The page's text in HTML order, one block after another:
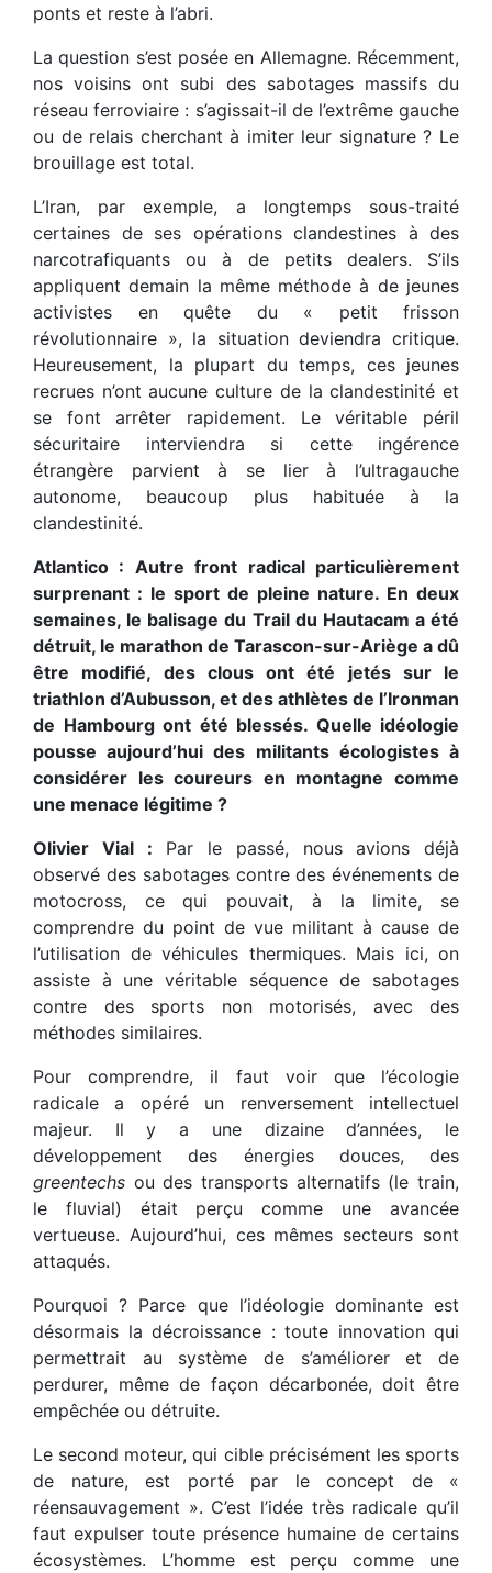
ponts et reste à l’abri.
La question s’est posée en Allemagne. Récemment,
nos voisins ont subi des sabotages massifs du
réseau ferroviaire : s’agissait-il de l’extrême gauche
ou de relais cherchant à imiter leur signature ? Le
brouillage est total.
L’Iran, par exemple, a longtemps sous-traité
certaines de ses opérations clandestines à des
narcotrafiquants ou à de petits dealers. S’ils
appliquent demain la même méthode à de jeunes
activistes en quête du « petit frisson
révolutionnaire », la situation deviendra critique.
Heureusement, la plupart du temps, ces jeunes
recrues n’ont aucune culture de la clandestinité et
se font arrêter rapidement. Le véritable péril
sécuritaire interviendra si cette ingérence
étrangère parvient à se lier à l’ultragauche
autonome, beaucoup plus habituée à la
clandestinité.
Atlantico : Autre front radical particulièrement
surprenant : le sport de pleine nature. En deux
semaines, le balisage du Trail du Hautacam a été
détruit, le marathon de Tarascon-sur-Ariège a dû
être modifié, des clous ont été jetés sur le
triathlon d’Aubusson, et des athlètes de l’Ironman
de Hambourg ont été blessés. Quelle idéologie
pousse aujourd’hui des militants écologistes à
considérer les coureurs en montagne comme
une menace légitime ?
Olivier Vial : Par le passé, nous avions déjà
observé des sabotages contre des événements de
motocross, ce qui pouvait, à la limite, se
comprendre du point de vue militant à cause de
l’utilisation de véhicules thermiques. Mais ici, on
assiste à une véritable séquence de sabotages
contre des sports non motorisés, avec des
méthodes similaires.
Pour comprendre, il faut voir que l’écologie
radicale a opéré un renversement intellectuel
majeur. Il y a une dizaine d’années, le
développement des énergies douces, des
greentechs ou des transports alternatifs (le train,
le fluvial) était perçu comme une avancée
vertueuse. Aujourd’hui, ces mêmes secteurs sont
attaqués.
Pourquoi ? Parce que l’idéologie dominante est
désormais la décroissance : toute innovation qui
permettrait au système de s’améliorer et de
perdurer, même de façon décarbonée, doit être
empêchée ou détruite.
Le second moteur, qui cible précisément les sports
de nature, est porté par le concept de «
réensauvagement ». C’est l’idée très radicale qu’il
faut expulser toute présence humaine de certains
écosystèmes. L’homme est perçu comme une